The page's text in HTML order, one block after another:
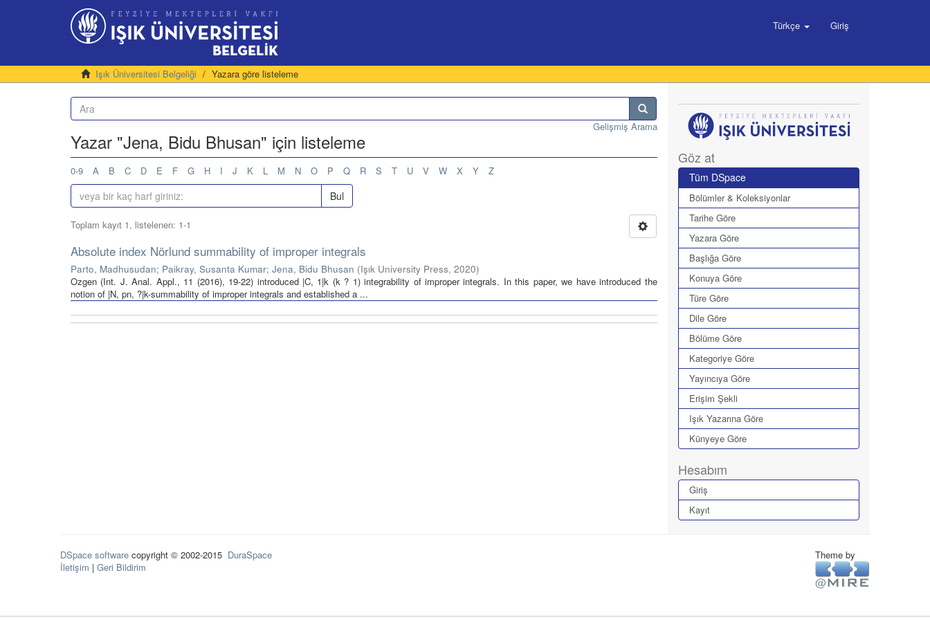
Türkçe Giriş
Işık Üniversitesi Belgeliği Yazara göre listeleme
Gelişmiş Arama
Yazar "Jena, Bidu Bhusan" için listeleme
0-9 A B C D E F G H I J K L M N O P Q R S T U V W X Y Z
Bul
Toplam kayıt 1, listelenen: 1-1
Absolute index Nörlund summability of improper integrals
Parto, Madhusudan; Paikray, Susanta Kumar; Jena, Bidu Bhusan (Işık University Press, 2020)
Ozgen (Int. J. Anal. Appl., 11 (2016), 19-22) introduced |C, 1|k (k ? 1) integrability of improper integrals. In this paper, we have introduced the
notion of |N, pn, ?|k-summability of improper integrals and established a ...
Göz at
Tüm DSpace
Bölümler & Koleksiyonlar
Tarihe Göre
Yazara Göre
Başlığa Göre
Konuya Göre
Türe Göre
Dile Göre
Bölüme Göre
Kategoriye Göre
Yayıncıya Göre
Erişim Şekli
Işık Yazarına Göre
Künyeye Göre
Hesabım
Giriş
Kayıt
DSpace software copyright © 2002-2015 DuraSpace
İletişim | Geri Bildirim
Theme by